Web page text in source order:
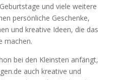
und viele weitere
persönliche Geschenke,
und kreative Ideen, die das
machen.
bei den Kleinsten anfängt,
auch kreative und